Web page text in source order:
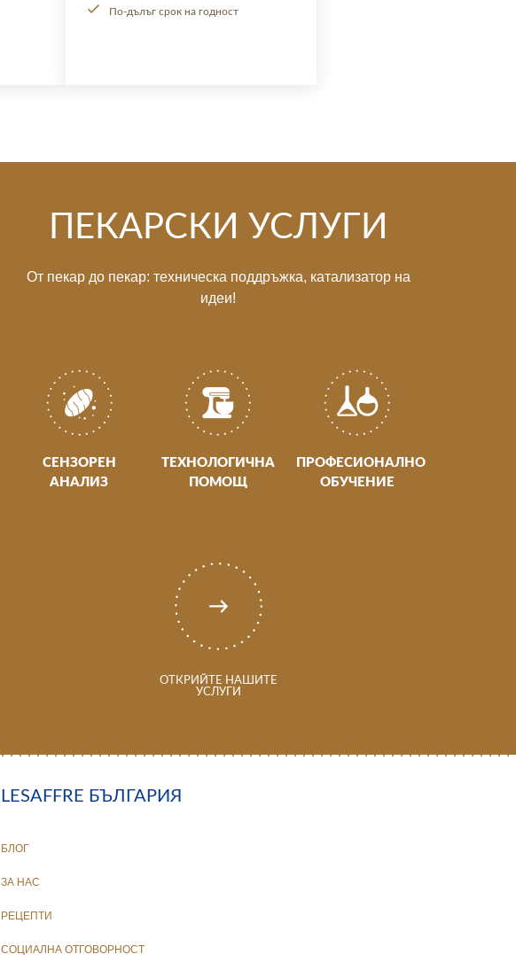
По-дълъг срок на годност
ПЕКАРСКИ УСЛУГИ
От пекар до пекар: техническа поддръжка, катализатор на
идеи!
СЕНЗОРЕН
АНАЛИЗ
ТЕХНОЛОГИЧНА
ПОМОЩ
ПРОФЕСИОНАЛНО
ОБУЧЕНИЕ
ОТКРИЙТЕ НАШИТЕ
УСЛУГИ
LESAFFRE БЪЛГАРИЯ
БЛОГ
ЗА НАС
РЕЦЕПТИ
СОЦИАЛНА ОТГОВОРНОСТ